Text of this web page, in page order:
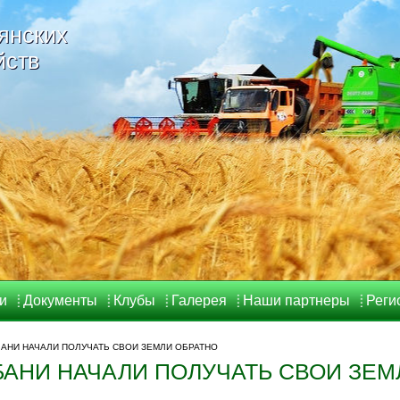
Документы Клубы Галерея Наши партнеры
НАЧАЛИ ПОЛУЧАТЬ СВОИ ЗЕМЛИ ОБРАТНО
НАЧАЛИ ПОЛУЧАТЬ СВОИ